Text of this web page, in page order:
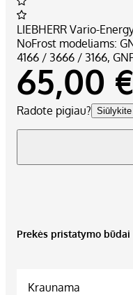
LIEBHERR Vario-
NoFrost modeliams:
4166 / 3666 / 3166,
65,00 €
Radote pigiau?
Prekės pristatymo būdai
Kraunama